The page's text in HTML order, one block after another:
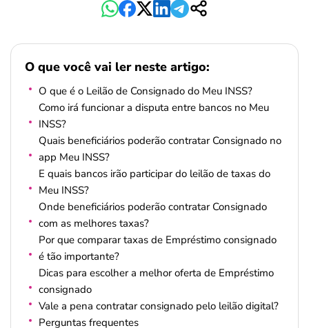
O que você vai ler neste artigo:
O que é o Leilão de Consignado do Meu INSS?
Como irá funcionar a disputa entre bancos no Meu
INSS?
Quais beneficiários poderão contratar Consignado no
app Meu INSS?
E quais bancos irão participar do leilão de taxas do
Meu INSS?
Onde beneficiários poderão contratar Consignado
com as melhores taxas?
Por que comparar taxas de Empréstimo consignado
é tão importante?
Dicas para escolher a melhor oferta de Empréstimo
consignado
Vale a pena contratar consignado pelo leilão digital?
Perguntas frequentes